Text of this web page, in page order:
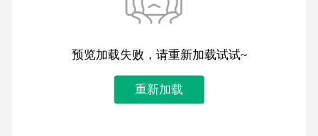
预览加载失败，请重新加载试试~
重新加载